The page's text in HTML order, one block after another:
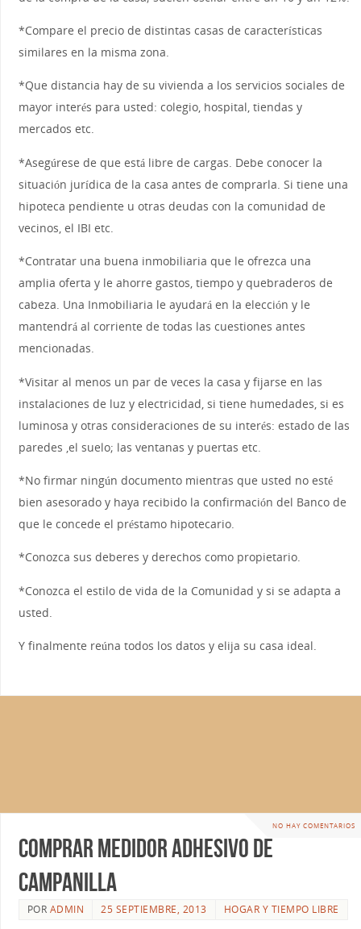
*Compare el precio de distintas casas de características
similares en la misma zona.
*Que distancia hay de su vivienda a los servicios sociales de
mayor interés para usted: colegio, hospital, tiendas y
mercados etc.
*Asegúrese de que está libre de cargas. Debe conocer la
situación jurídica de la casa antes de comprarla. Si tiene una
hipoteca pendiente u otras deudas con la comunidad de
vecinos, el IBI etc.
*Contratar una buena inmobiliaria que le ofrezca una
amplia oferta y le ahorre gastos, tiempo y quebraderos de
cabeza. Una Inmobiliaria le ayudará en la elección y le
mantendrá al corriente de todas las cuestiones antes
mencionadas.
*Visitar al menos un par de veces la casa y fijarse en las
instalaciones de luz y electricidad, si tiene humedades, si es
luminosa y otras consideraciones de su interés: estado de las
paredes ,el suelo; las ventanas y puertas etc.
*No firmar ningún documento mientras que usted no esté
bien asesorado y haya recibido la confirmación del Banco de
que le concede el préstamo hipotecario.
*Conozca sus deberes y derechos como propietario.
*Conozca el estilo de vida de la Comunidad y si se adapta a
usted.
Y finalmente reúna todos los datos y elija su casa ideal.
NO HAY COMENTARIOS
Comprar medidor adhesivo de
Campanilla
POR ADMIN 25 SEPTIEMBRE, 2013 HOGAR Y TIEMPO LIBRE